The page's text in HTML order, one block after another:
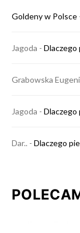
Goldeny w Polsce
Jagoda - Dlaczego
Grabowska
Jagoda - Dlaczego
Dar.. - Dlaczego